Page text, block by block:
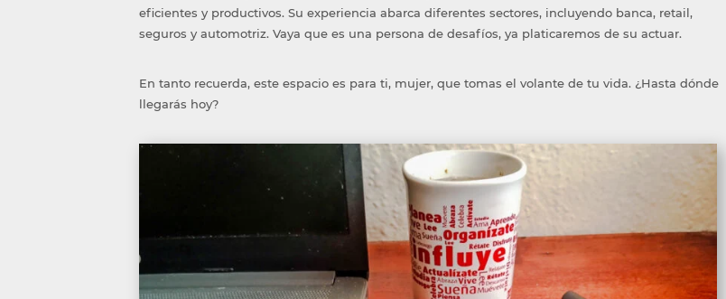
eficientes y productivos. Su experiencia abarca diferentes sectores, incluyendo banca, retail,
seguros y automotriz. Vaya que es una persona de desafíos, ya platicaremos de su actuar.
En tanto recuerda, este espacio es para ti, mujer, que tomas el volante de tu vida. ¿Hasta dónde
llegarás hoy?